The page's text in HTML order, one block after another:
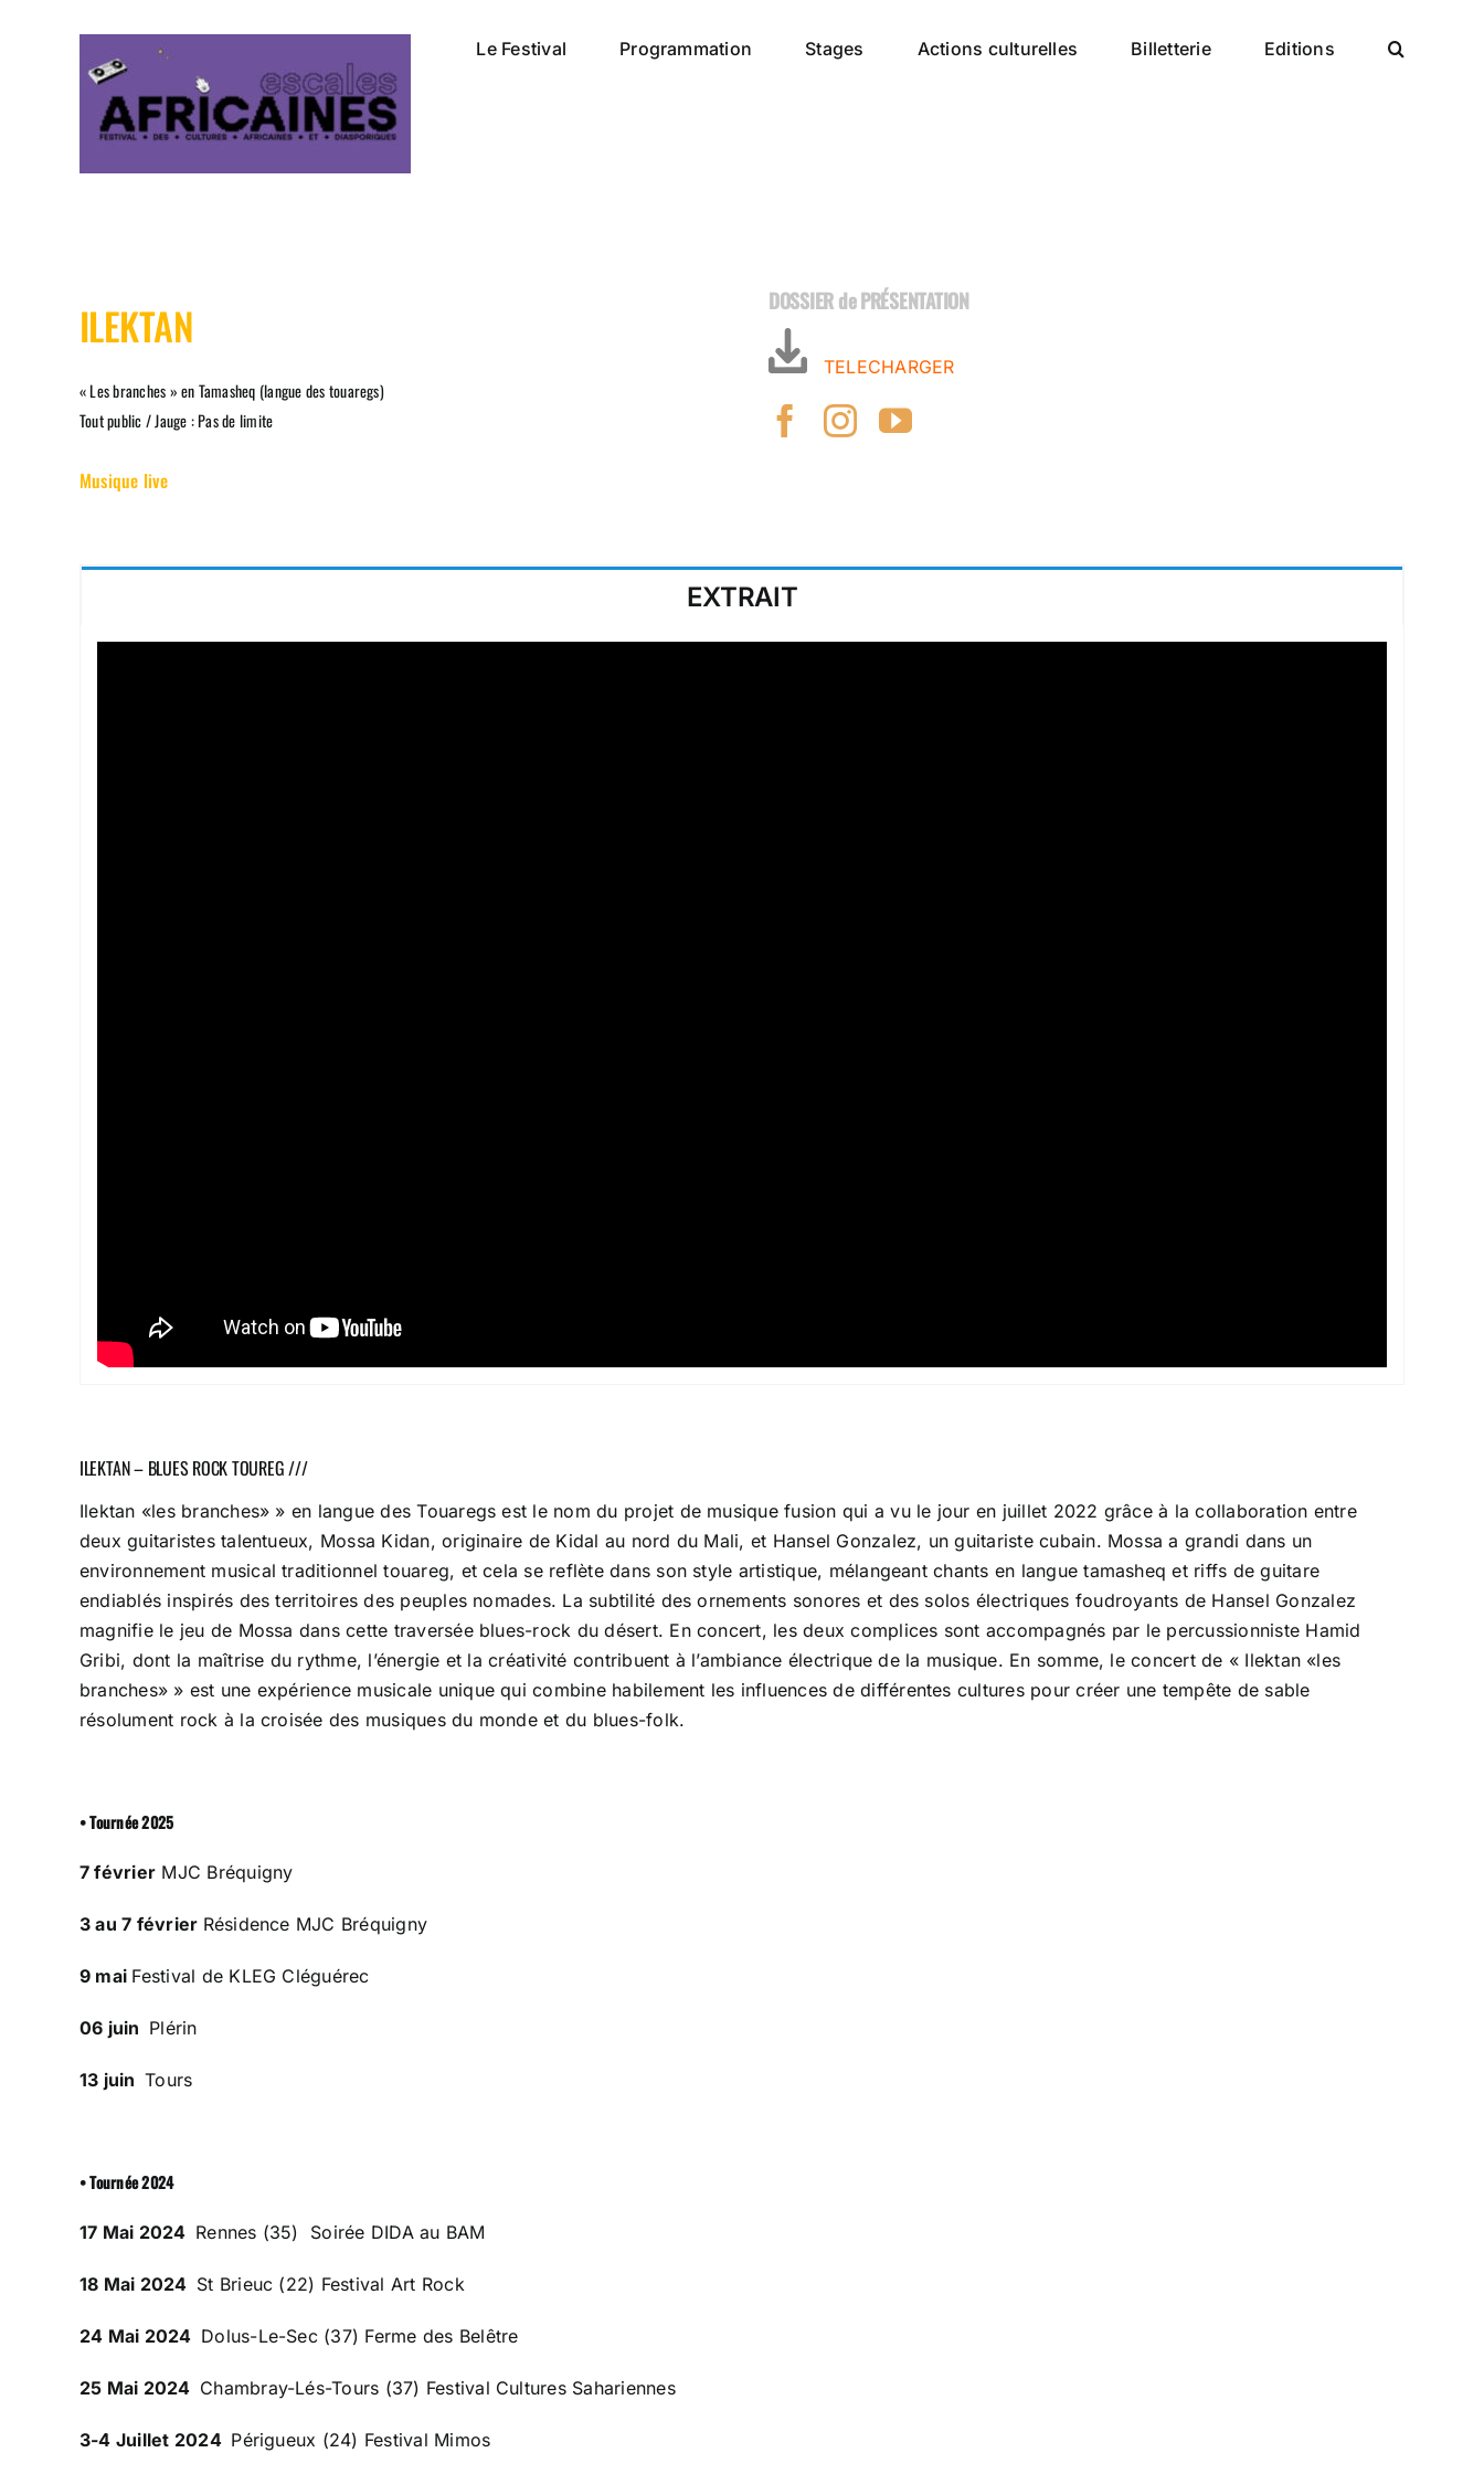
Le Festival Programmation Stages Actions culturelles Billetterie Editions
ILEKTAN
« Les branches » en Tamasheq (langue des touaregs)
Tout public / Jauge : Pas de limite
Musique live
DOSSIER de PRÉSENTATION
TELECHARGER
EXTRAIT
ILEKTAN – BLUES ROCK TOUREG ///
Ilektan «les branches» » en langue des Touaregs est le nom du projet de musique fusion qui a vu le jour en juillet 2022 grâce à la collaboration entre
deux guitaristes talentueux, Mossa Kidan, originaire de Kidal au nord du Mali, et Hansel Gonzalez, un guitariste cubain. Mossa a grandi dans un
environnement musical traditionnel touareg, et cela se reflète dans son style artistique, mélangeant chants en langue tamasheq et riffs de guitare
endiablés inspirés des territoires des peuples nomades. La subtilité des ornements sonores et des solos électriques foudroyants de Hansel Gonzalez
magnifie le jeu de Mossa dans cette traversée blues-rock du désert. En concert, les deux complices sont accompagnés par le percussionniste Hamid
Gribi, dont la maîtrise du rythme, l’énergie et la créativité contribuent à l’ambiance électrique de la musique. En somme, le concert de « Ilektan «les
branches» » est une expérience musicale unique qui combine habilement les influences de différentes cultures pour créer une tempête de sable
résolument rock à la croisée des musiques du monde et du blues-folk.
• Tournée 2025
7 février MJC Bréquigny
3 au 7 février Résidence MJC Bréquigny
9 mai Festival de KLEG Cléguérec
06 juin Plérin
13 juinTours
• Tournée 2024
17 Mai 2024 Rennes (35) Soirée DIDA au BAM
18 Mai 2024 St Brieuc (22) Festival Art Rock
24 Mai 2024 Dolus-Le-Sec (37) Ferme des Belêtre
25 Mai 2024 Chambray-Lés-Tours (37) Festival Cultures Sahariennes
3-4 Juillet 2024 Périgueux (24) Festival Mimos